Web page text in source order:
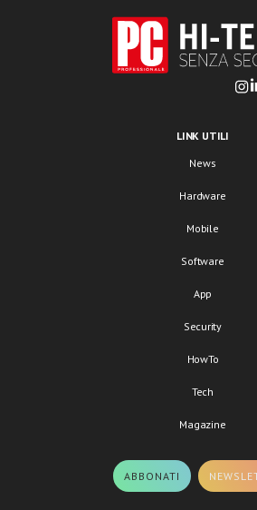
LINK UTILI
News
Hardware
Mobile
Software
App
Security
HowTo
Tech
Magazine
ABBONATI